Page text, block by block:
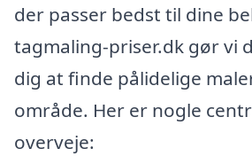
der passer bedst til dine
tagmaling-priser.dk gør vi
dig at finde pålidelige
område. Her er nogle
overveje: